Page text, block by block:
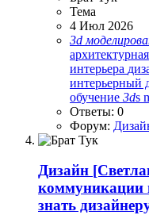
Тема
4 Июл 2026
3d
интерьера
интерьерный
обучение 3ds
Ответы: 0
Форум:
Дизайн
коммуникации
знать